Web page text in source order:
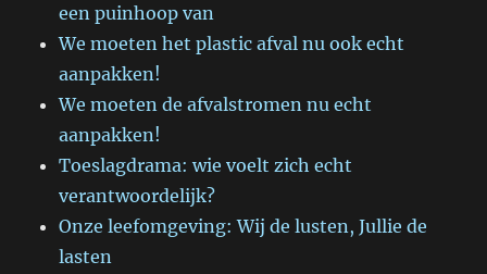
een puinhoop van
We moeten het plastic afval nu ook echt
aanpakken!
We moeten de afvalstromen nu echt
aanpakken!
Toeslagdrama: wie voelt zich echt
verantwoordelijk?
Onze leefomgeving: Wij de lusten, Jullie de
lasten